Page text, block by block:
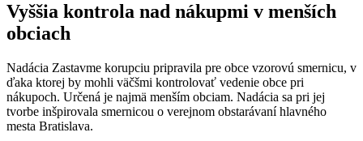
Vyššia kontrola nad nákupmi v menších
obciach
Nadácia Zastavme korupciu pripravila pre obce vzorovú smernicu, v
ďaka ktorej by mohli väčšmi kontrolovať vedenie obce pri
nákupoch. Určená je najmä menším obciam. Nadácia sa pri jej
tvorbe inšpirovala smernicou o verejnom obstarávaní hlavného
mesta Bratislava.